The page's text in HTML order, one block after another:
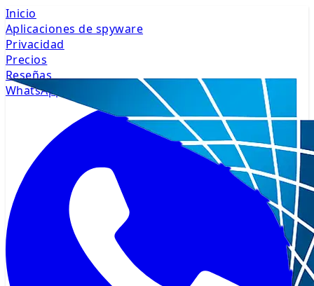
Inicio
Aplicaciones de spyware
Privacidad
Precios
Reseñas
WhatsApp